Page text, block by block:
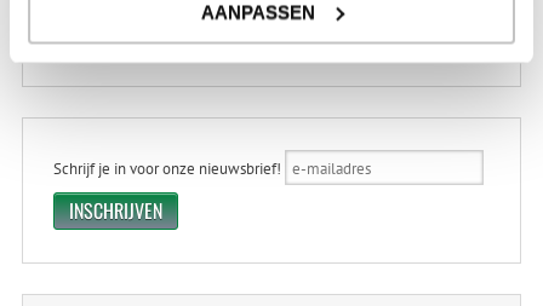
AANPASSEN
+31 (0) 599-613946
Schrijf je in voor onze nieuwsbrief!